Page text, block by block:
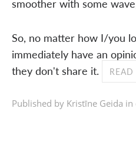
smoother with some
So, no matter how I/you
immediately have an
they don't share it.
Published by Kristīne Geida in